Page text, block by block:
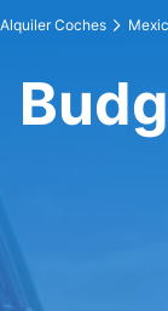
Alquiler Coches